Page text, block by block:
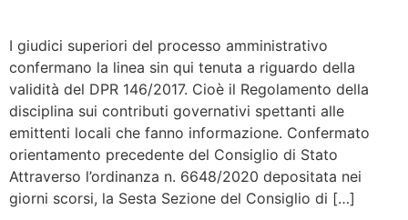
I giudici superiori del processo amministrativo
confermano la linea sin qui tenuta a riguardo della
validità del DPR 146/2017. Cioè il Regolamento della
disciplina sui contributi governativi spettanti alle
emittenti locali che fanno informazione. Confermato
orientamento precedente del Consiglio di Stato
Attraverso l’ordinanza n. 6648/2020 depositata nei
giorni scorsi, la Sesta Sezione del Consiglio di […]